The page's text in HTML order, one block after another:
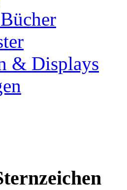
& Displays